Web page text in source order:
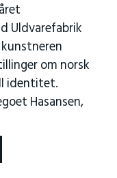
Uldvarefabrik
om norsk
identitet.
Hasansen,